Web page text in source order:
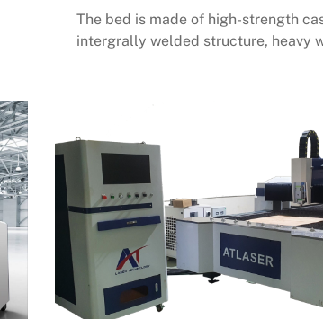
The bed is made of high-strength
intergrally welded structure, heavy